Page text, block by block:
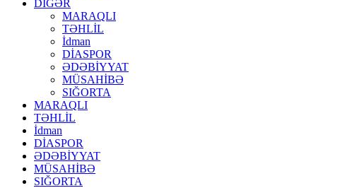
DİGƏR
MARAQLI
TƏHLİL
İdman
DİASPOR
ƏDƏBİYYAT
MÜSAHİBƏ
SIĞORTA
MARAQLI
TƏHLİL
İdman
DİASPOR
ƏDƏBİYYAT
MÜSAHİBƏ
SIĞORTA